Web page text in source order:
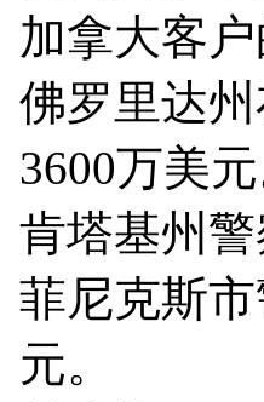
加拿大客
佛罗里达
3600万美元
肯塔基州
菲尼克斯
元。